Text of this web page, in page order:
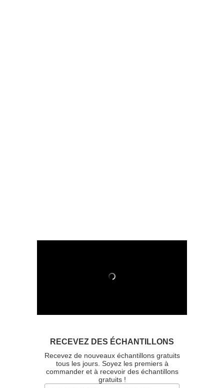
RECEVEZ DES ÉCHANTILLONS
Recevez de nouveaux échantillons gratuits
tous les jours. Soyez les premiers à
commander et à recevoir des échantillons
gratuits !